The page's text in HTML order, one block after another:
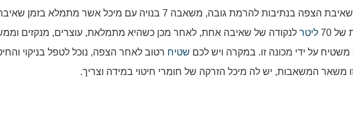
משאבה זו לא מתאימה לפעולה של שאיבת הצפה בנתיבות להרמת גובה, משאבה 7 בנויה עם מיכל אשר מתמלא בזמן
70
ליטר לנקודה של שאיבה אחת, לאחר מכן כשהיא מתמלאת, עוצרים, מנקזים
על ידי מכונה זו. במקרה ויש לכם שטיח רטוב לאחר הצפה, נוכל לטפל בניקוי
המשאבות, יש לה מיכל הזרקה של חומרי חיטוי במידה וצריך.